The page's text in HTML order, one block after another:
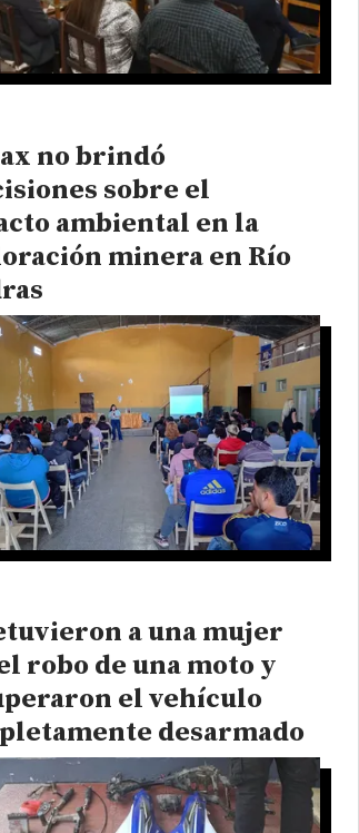
no brindó
sobre el
ambiental en la
minera en Río
a una mujer
robo de una moto y
el vehículo
desarmado